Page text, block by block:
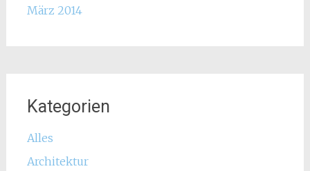
März 2014
Kategorien
Alles
Architektur